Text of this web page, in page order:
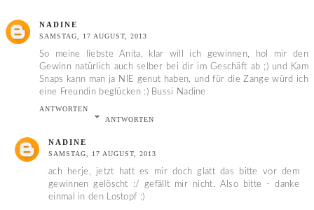
NADINE
SAMSTAG, 17 AUGUST, 2013
So meine liebste Anita, klar will ich gewinnen, hol mir den
Gewinn natürlich auch selber bei dir im Geschäft ab ;) und Kam
Snaps kann man ja NIE genut haben, und für die Zange würd ich
eine Freundin beglücken :) Bussi Nadine
ANTWORTEN
ANTWORTEN
NADINE
SAMSTAG, 17 AUGUST, 2013
ach herje, jetzt hatt es mir doch glatt das bitte vor dem
gewinnen gelöscht :/ gefällt mir nicht. Also bitte - danke
einmal in den Lostopf :)